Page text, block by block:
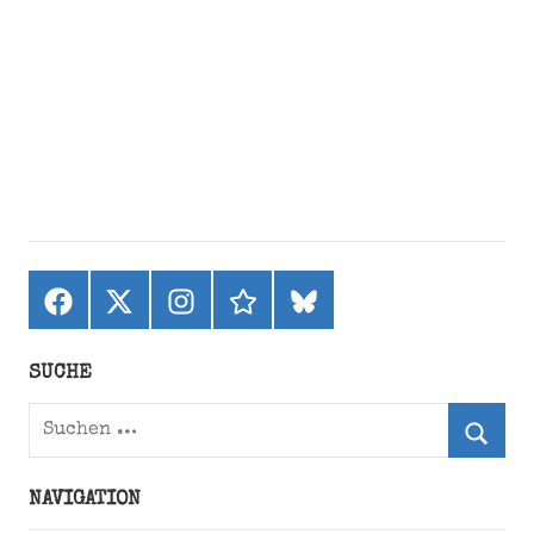
Facebook
X
(ehemals
Instagramthreadsbluesky
SUCHE
Suchen
NAVIGATION